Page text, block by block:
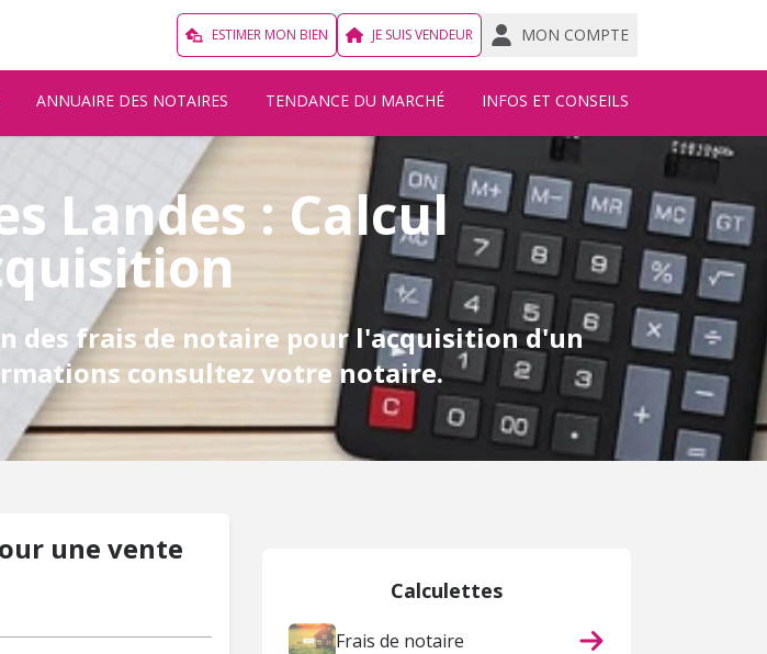
ESTIMER MON BIEN JE SUIS VENDEUR MON COMPTE
ANNUAIRE DES NOTAIRES TENDANCE DU MARCHÉ INFOS ET CONSEILS
Landes : Calcul
des frais de notaire pour l'acquisition d'un
consultez votre notaire.
une vente
Calculettes
Frais de notaire